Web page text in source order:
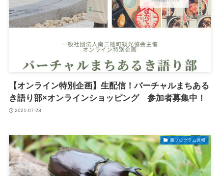
【オンライン特別企画】生配信！バーチャルまちある
き語り部×オンラインショッピング 参加者募集中！
2021-07-23
新プログラム速報